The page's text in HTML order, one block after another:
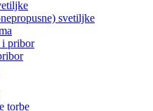
svetiljke
i pribor
torbe